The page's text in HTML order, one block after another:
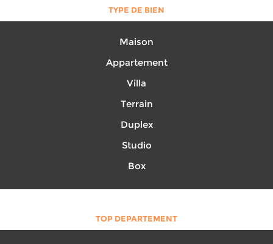
TYPE DE BIEN
Maison
Appartement
Villa
Terrain
Duplex
Studio
Box
TOP DEPARTEMENT